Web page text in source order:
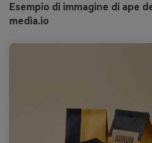
Esempio di immagine di ape
media.io